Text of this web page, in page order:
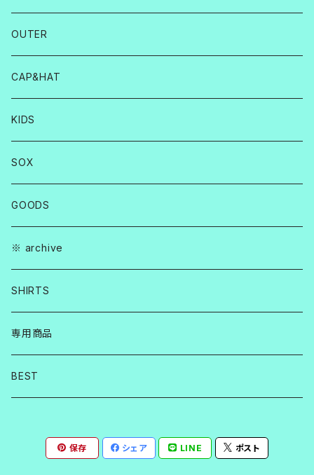
OUTER
CAP&HAT
KIDS
SOX
GOODS
※ archive
SHIRTS
専用商品
BEST
保存 シェア LINE ポスト